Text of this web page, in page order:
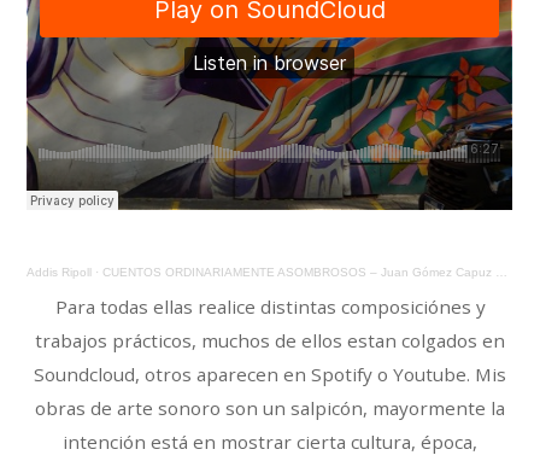
Addis Ripoll · CUENTOS ORDINARIAMENTE ASOMBROSOS – Juan Gómez Capuz – Prólogo y cuento tres: La Bruja
Para todas ellas realice distintas composiciónes y
trabajos prácticos, muchos de ellos estan colgados en
Soundcloud, otros aparecen en Spotify o Youtube. Mis
obras de arte sonoro son un salpicón, mayormente la
intención está en mostrar cierta cultura, época,